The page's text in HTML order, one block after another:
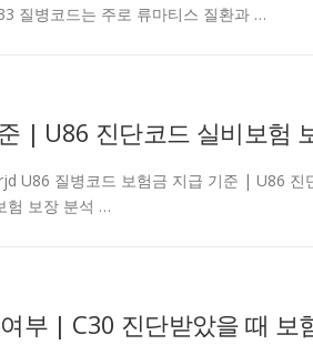
질병코드는 주로 류마티스 질환과 …
| U86 진단코드 실비보험
U86 질병코드 보험금 지급 기준 | U86
험 보장 분석 …
부 | C30 진단받았을 때 보